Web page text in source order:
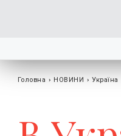
Головна › НОВИНИ › Україна